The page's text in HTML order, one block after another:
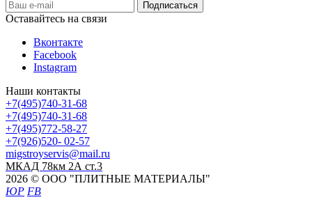
Оставайтесь на связи
Вконтакте
Facebook
Instagram
Наши контакты
+7(495)740-31-68
+7(495)740-31-68
+7(495)772-58-27
+7(926)520- 02-57
migstroyservis@mail.ru
МКАД 78км 2А ст.3
2026 © ООО "ПЛИТНЫЕ МАТЕРИАЛЫ"
ЮР FB